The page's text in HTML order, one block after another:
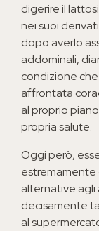
digerire il
nei suoi
dopo averlo
addominali,
condizione
affrontata
al proprio
propria salute.
Oggi però,
estremamente
alternative agli
decisamente
al